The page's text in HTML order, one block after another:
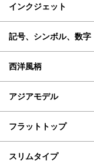
インクジェット
記号、シンボル、数字
西洋風柄
アジアモデル
フラットトップ
スリムタイプ